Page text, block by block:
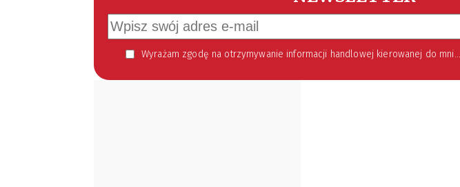
Wyrażam zgodę na otrzymywanie informacji handlowej kierowanej do mnie za pomocą środków komunikacji elektronicznej w szczególności poczty elektronicznej zgodnie z przepisem art. 10 ust 2 ustawy z dnia 18 lipca 2002 roku o świadczeniu usług drogą elektroniczną (Dz. U. 144 z 2002 r. poz. 1204). Zgoda jest dobrowolna, jednak jej wyrażenie jest konieczne, aby otrzymywać newsletter.